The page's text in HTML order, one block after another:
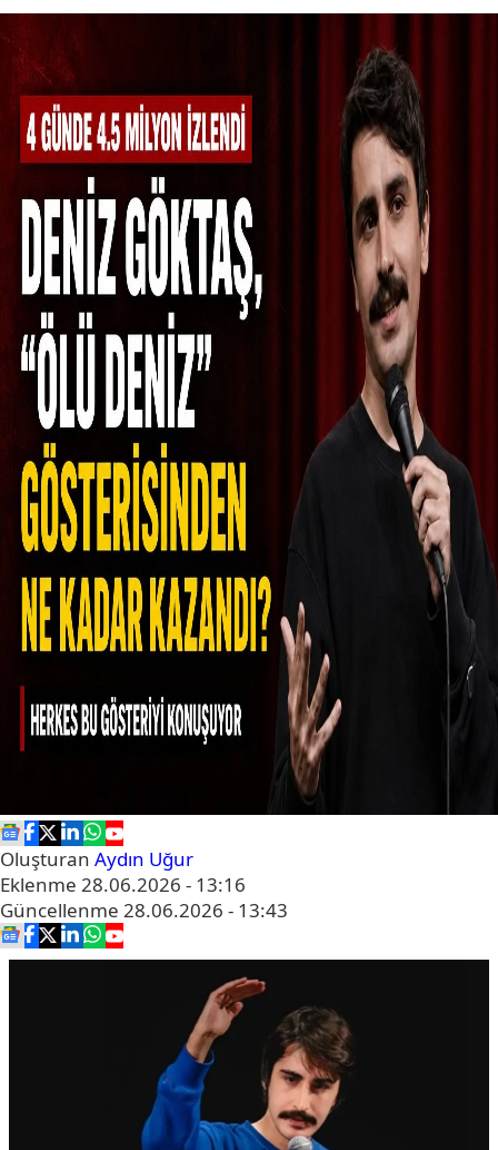
Oluşturan Aydın Uğur
Eklenme 28.06.2026 - 13:16
Güncellenme 28.06.2026 - 13:43
1/9